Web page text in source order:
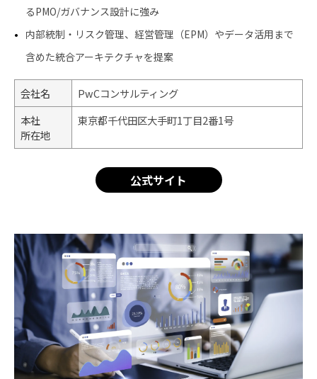
るPMO/ガバナンス設計に強み
内部統制・リスク管理、経営管理（EPM）やデータ活用まで
含めた統合アーキテクチャを提案
会社名
PwCコンサルティング
本社
所在地
東京都千代田区大手町1丁目2番1号
公式サイト